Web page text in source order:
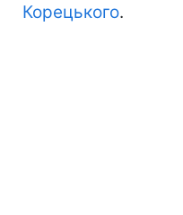
Корецького.